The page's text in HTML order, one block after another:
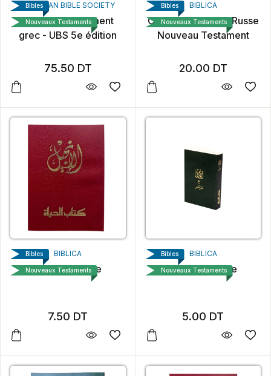
AMERICAN BIBLE SOCIETY
Nouveau Testament
grec - UBS 5e édition
75.50 DT
Bibles
Nouveaux Testaments
BIBLICA
СВЯТАЯ БИБЛИЯ Russe
Nouveau Testament
20.00 DT
Bibles
Nouveaux Testaments
BIBLICA
La Sainte Bible
7.50 DT
Bibles
Nouveaux Testaments
BIBLICA
La Sainte Bible
5.00 DT
Bibles
Nouveaux Testaments